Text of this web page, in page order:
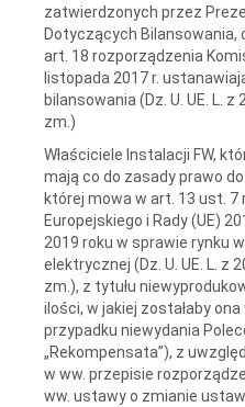
zatwierdzonych przez
Dotyczących
art. 18 rozporządzenia
listopada 2017 r.
bilansowania (Dz. U. UE. L. z
zm.)
Właściciele Instalacji FW,
mają co do zasady prawo
której mowa w art. 13 ust.
Europejskiego i Rady (UE)
2019 roku w sprawie rynku
elektrycznej (Dz. U. UE. L. z
zm.), z tytułu
ilości, w jakiej zostałaby
przypadku niewydania
„Rekompensata”), z
w ww. przepisie
ww. ustawy o zmianie